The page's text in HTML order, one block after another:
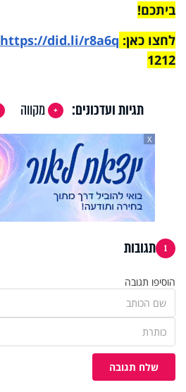
ביתכם!
לחצו כאן: https://did.li/r8a6q
1212
תגיות ועדכונים: מקווה
X
1 תגובות
הוסיפו תגובה
שלח תגובה